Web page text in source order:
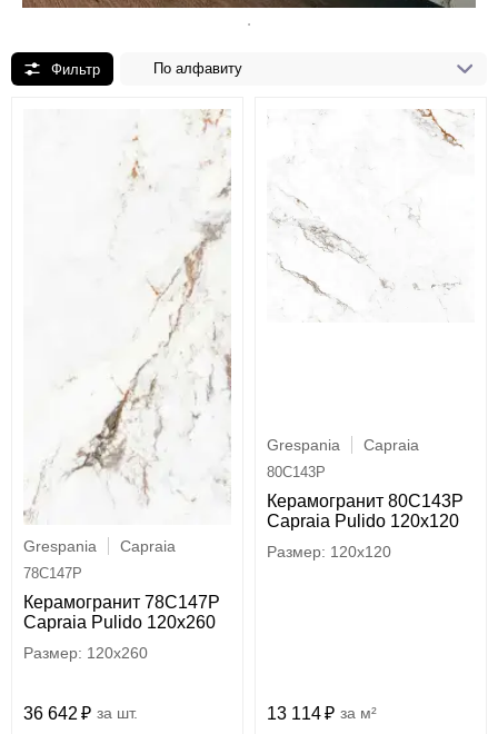
По алфавиту
Grespania Capraia
78C147P
Керамогранит 78C147P
Capraia Pulido 120x260
120x260
36 642 шт.
Grespania Capraia
80C143P
Керамогранит 80C143P
Capraia Pulido 120x120
120x120
13 114 м²